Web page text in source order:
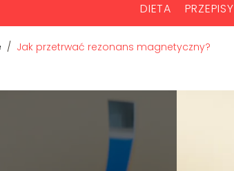
DIETA PRZEPISY
/ Jak przetrwać rezonans magnetyczny?